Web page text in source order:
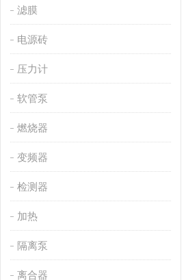
滤膜
电源砖
压力计
软管泵
燃烧器
变频器
检测器
加热
隔离泵
离合器